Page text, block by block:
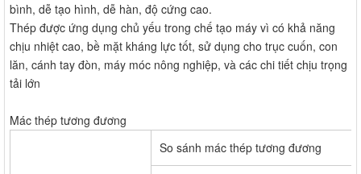
bình, dễ tạo hình, dễ hàn, độ cứng cao.
Thép được ứng dụng chủ yếu trong chế tạo máy vì có khả năng
chịu nhiệt cao, bề mặt kháng lực tốt, sử dụng cho trục cuốn, con
lăn, cánh tay đòn, máy móc nông nghiệp, và các chi tiết chịu trọng
tải lớn
Mác thép tương đương
So sánh mác thép tương đương